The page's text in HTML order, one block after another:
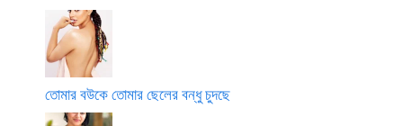
তোমার বউকে তোমার ছেলের বন্ধু চুদছে